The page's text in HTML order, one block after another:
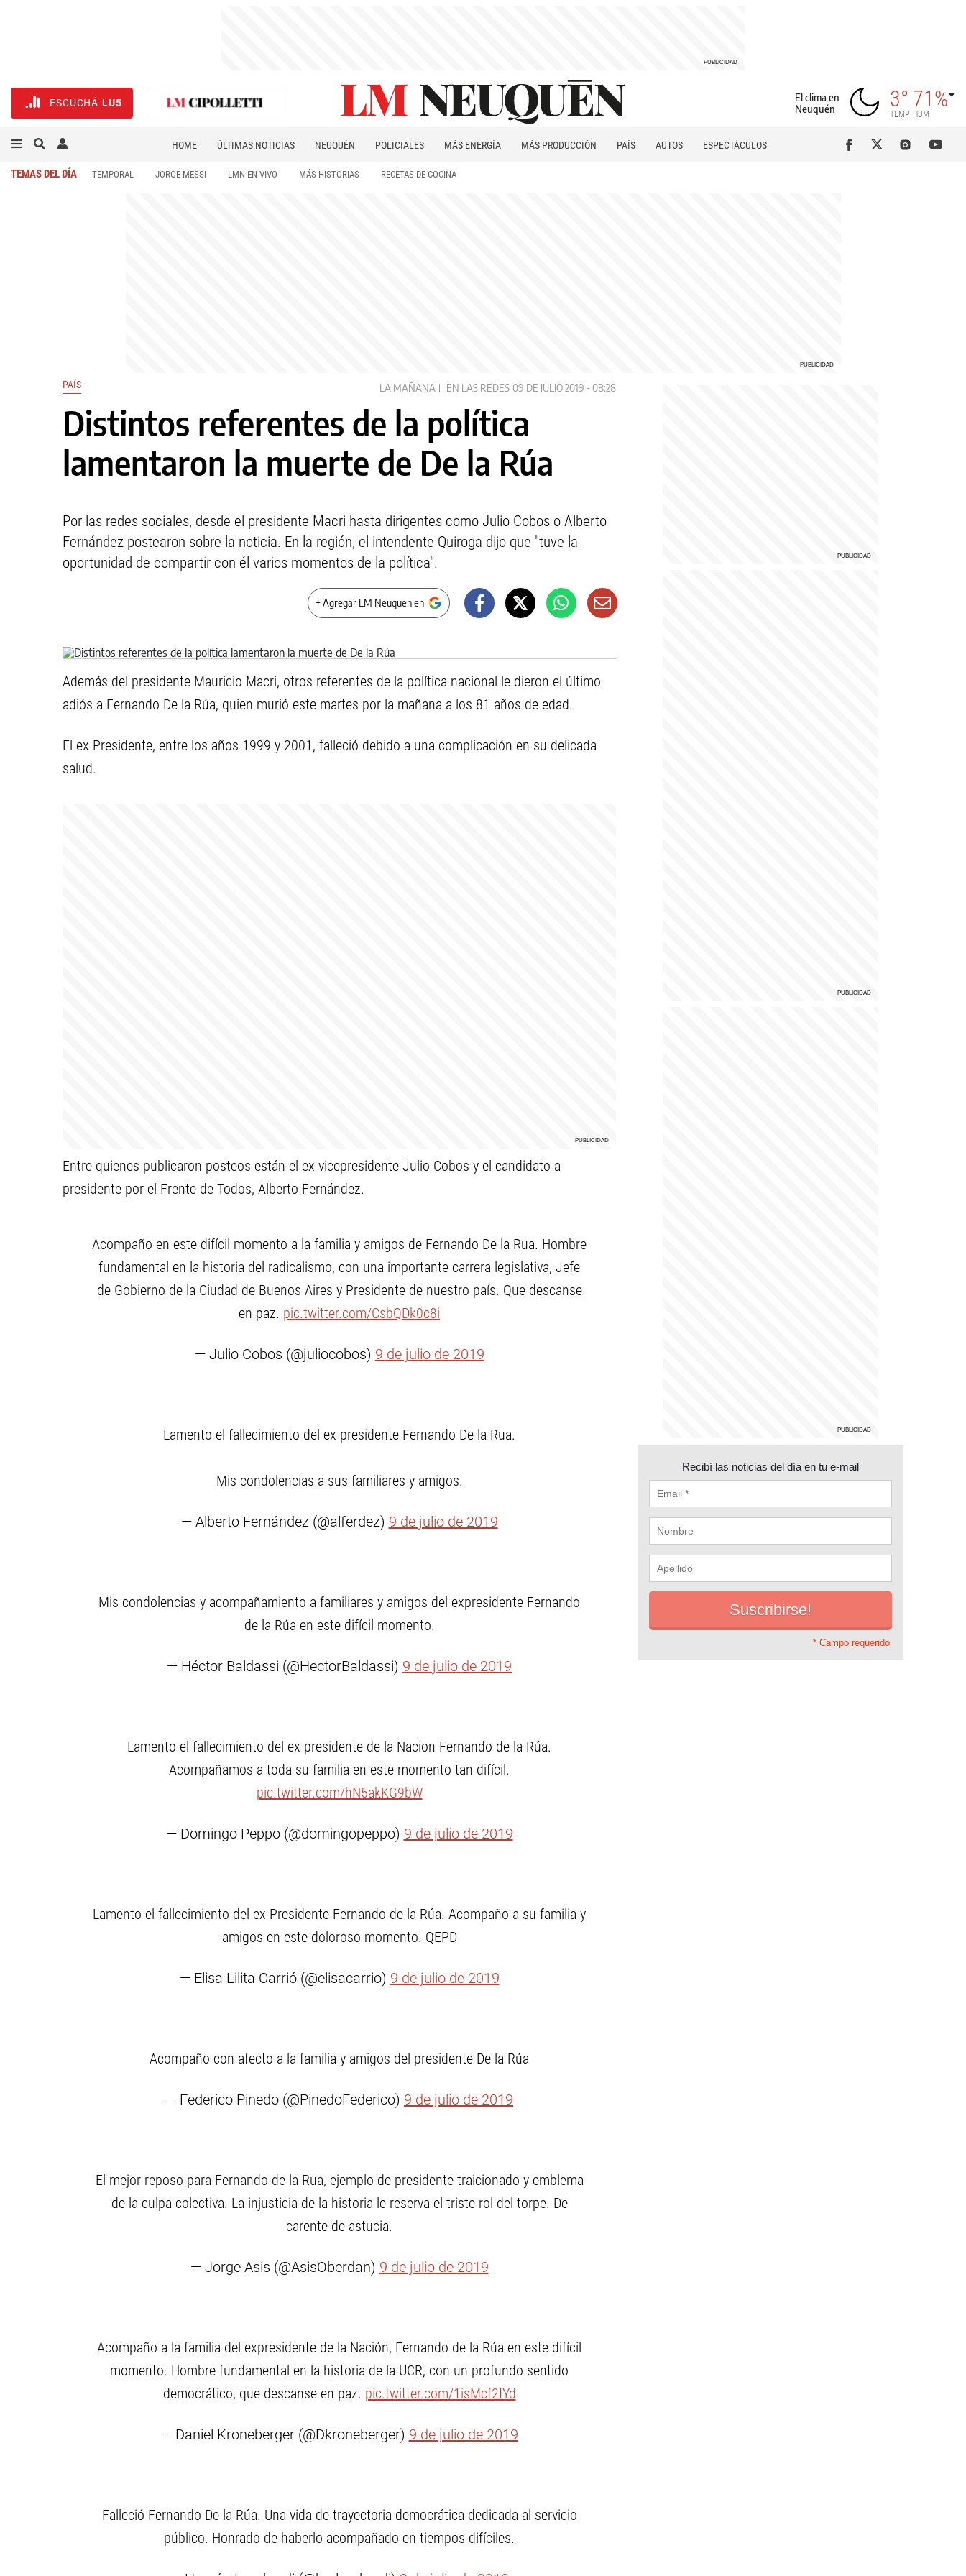
ESCUCHÁ LU5
El clima en
Neuquén
3°
TEMP
71%
HUM
HOME ÚLTIMAS NOTICIAS NEUQUÉN POLICIALES MÁS ENERGÍA MÁS PRODUCCIÓN PAÍS AUTOS
ESPECTÁCULOS
TEMAS DEL DÍA TEMPORAL JORGE MESSI LMN EN VIVO MÁS HISTORIAS RECETAS DE COCINA
PAÍS LA MAÑANA EN LAS REDES 09 DE JULIO 2019 - 08:28
Distintos referentes de la política
lamentaron la muerte de De la Rúa
Por las redes sociales, desde el presidente Macri hasta dirigentes como Julio Cobos o Alberto
Fernández postearon sobre la noticia. En la región, el intendente Quiroga dijo que "tuve la
oportunidad de compartir con él varios momentos de la política".
+ Agregar LM Neuquen en
Además del presidente Mauricio Macri, otros referentes de la política nacional le dieron el último
adiós a Fernando De la Rúa, quien murió este martes por la mañana a los 81 años de edad.
El ex Presidente, entre los años 1999 y 2001, falleció debido a una complicación en su delicada
salud.
Entre quienes publicaron posteos están el ex vicepresidente Julio Cobos y el candidato a
presidente por el Frente de Todos, Alberto Fernández.
Acompaño en este difícil momento a la familia y amigos de Fernando De la Rua. Hombre
fundamental en la historia del radicalismo, con una importante carrera legislativa, Jefe
de Gobierno de la Ciudad de Buenos Aires y Presidente de nuestro país. Que descanse
en paz. pic.twitter.com/CsbQDk0c8i
— Julio Cobos (@juliocobos) 9 de julio de 2019
Lamento el fallecimiento del ex presidente Fernando De la Rua.
Mis condolencias a sus familiares y amigos.
— Alberto Fernández (@alferdez) 9 de julio de 2019
Mis condolencias y acompañamiento a familiares y amigos del expresidente Fernando
de la Rúa en este difícil momento.
— Héctor Baldassi (@HectorBaldassi) 9 de julio de 2019
Lamento el fallecimiento del ex presidente de la Nacion Fernando de la Rúa.
Acompañamos a toda su familia en este momento tan difícil.
pic.twitter.com/hN5akKG9bW
— Domingo Peppo (@domingopeppo) 9 de julio de 2019
Lamento el fallecimiento del ex Presidente Fernando de la Rúa. Acompaño a su familia y
amigos en este doloroso momento. QEPD
— Elisa Lilita Carrió (@elisacarrio) 9 de julio de 2019
Acompaño con afecto a la familia y amigos del presidente De la Rúa
— Federico Pinedo (@PinedoFederico) 9 de julio de 2019
El mejor reposo para Fernando de la Rua, ejemplo de presidente traicionado y emblema
de la culpa colectiva. La injusticia de la historia le reserva el triste rol del torpe. De
carente de astucia.
— Jorge Asis (@AsisOberdan) 9 de julio de 2019
Acompaño a la familia del expresidente de la Nación, Fernando de la Rúa en este difícil
momento. Hombre fundamental en la historia de la UCR, con un profundo sentido
democrático, que descanse en paz. pic.twitter.com/1isMcf2IYd
— Daniel Kroneberger (@Dkroneberger) 9 de julio de 2019
Falleció Fernando De la Rúa. Una vida de trayectoria democrática dedicada al servicio
público. Honrado de haberlo acompañado en tiempos difíciles.
Recibí las noticias del día en tu e-mail
* Campo requerido